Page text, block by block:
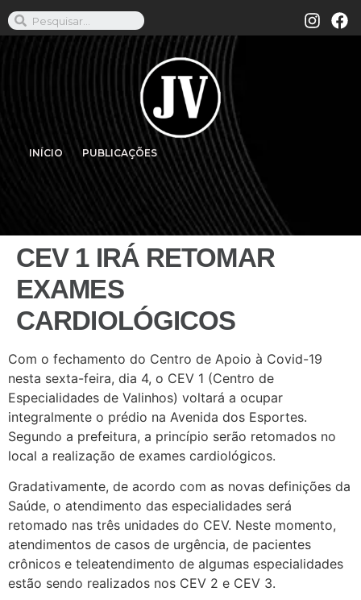
INÍCIO PUBLICAÇÕES
CEV 1 IRÁ RETOMAR
EXAMES
CARDIOLÓGICOS
Com o fechamento do Centro de Apoio à Covid-19
nesta sexta-feira, dia 4, o CEV 1 (Centro de
Especialidades de Valinhos) voltará a ocupar
integralmente o prédio na Avenida dos Esportes.
Segundo a prefeitura, a princípio serão retomados no
local a realização de exames cardiológicos.
Gradativamente, de acordo com as novas definições da
Saúde, o atendimento das especialidades será
retomado nas três unidades do CEV. Neste momento,
atendimentos de casos de urgência, de pacientes
crônicos e teleatendimento de algumas especialidades
estão sendo realizados nos CEV 2 e CEV 3.